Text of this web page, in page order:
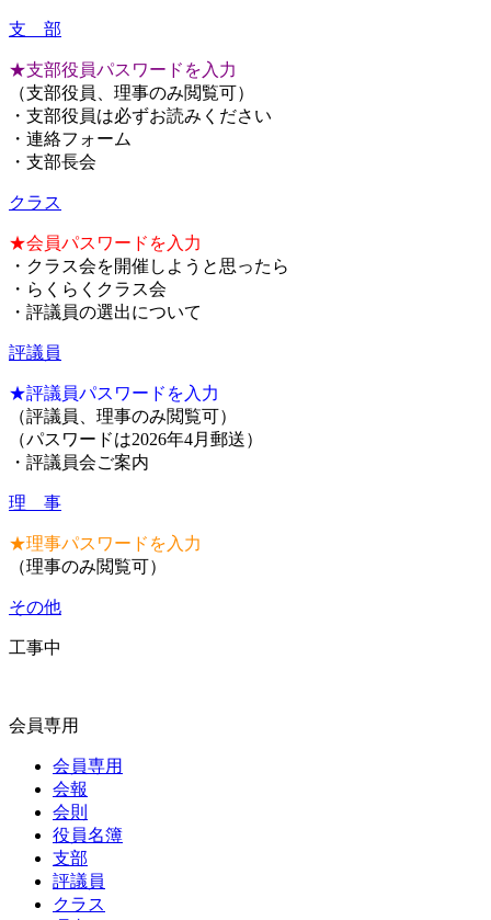
支 部
★支部役員パスワードを入力
（支部役員、理事のみ閲覧可）
・支部役員は必ずお読みください
・連絡フォーム
・支部長会
クラス
★会員パスワードを入力
・クラス会を開催しようと思ったら
・らくらくクラス会
・評議員の選出について
評議員
★評議員パスワードを入力
（評議員、理事のみ閲覧可）
（パスワードは2026年4月郵送）
・評議員会ご案内
理 事
★理事パスワードを入力
（理事のみ閲覧可）
その他
工事中
会員専用
会員専用
会報
会則
役員名簿
支部
評議員
クラス